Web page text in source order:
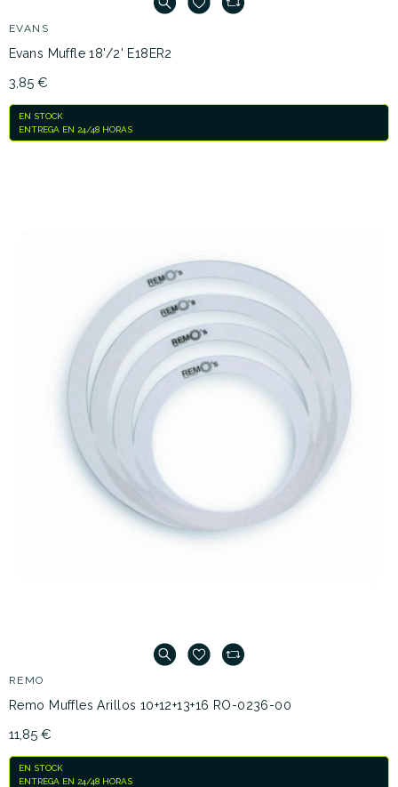
EVANS
Evans Muffle 18'/2' E18ER2
3,85 €
EN STOCK
ENTREGA EN 24/48 HORAS
REMO
Remo Muffles Arillos 10+12+13+16 RO-0236-00
11,85 €
EN STOCK
ENTREGA EN 24/48 HORAS